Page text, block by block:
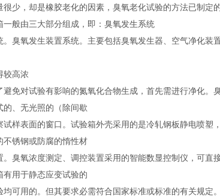
很少，却是橡胶老化的因素，臭氧老化试验的方法已制定
般由三大部分组成，即：臭氧发生系统
。臭氧发生装置系统。主要包括臭氧发生器、空气净化装
较高浓
免对试验有影响的氮氧化合物生成，首先需进行净化。
、无光照的（除间歇
样表面的窗口。试验箱外壳采用的是冷轧钢板静电喷塑
不锈钢或防腐的惰性材
臭氧浓度测定、调控装置采用的智能数显控制仪，可直
用于静态应变试验的
可用的。但其要求必需符合国家标准或标准的有关规定。